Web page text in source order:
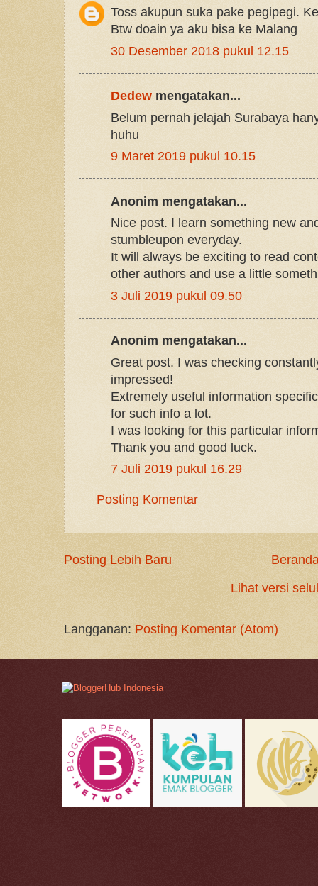
Toss akupun suka pake pegipegi.
Btw doain ya aku bisa ke Malang
30 Desember 2018 pukul 12.15
Dedew mengatakan...
Belum pernah jelajah Surabaya
huhu
9 Maret 2019 pukul 10.15
Anonim mengatakan...
Nice post. I learn something new
stumbleupon everyday.
It will always be exciting to read
other authors and use a little
3 Juli 2019 pukul 09.50
Anonim mengatakan...
Great post. I was checking
impressed!
Extremely useful information
for such info a lot.
I was looking for this particular
Thank you and good luck.
7 Juli 2019 pukul 16.29
Posting Komentar
Posting Lebih Baru
Lihat versi
Langganan: Posting Komentar (Atom)